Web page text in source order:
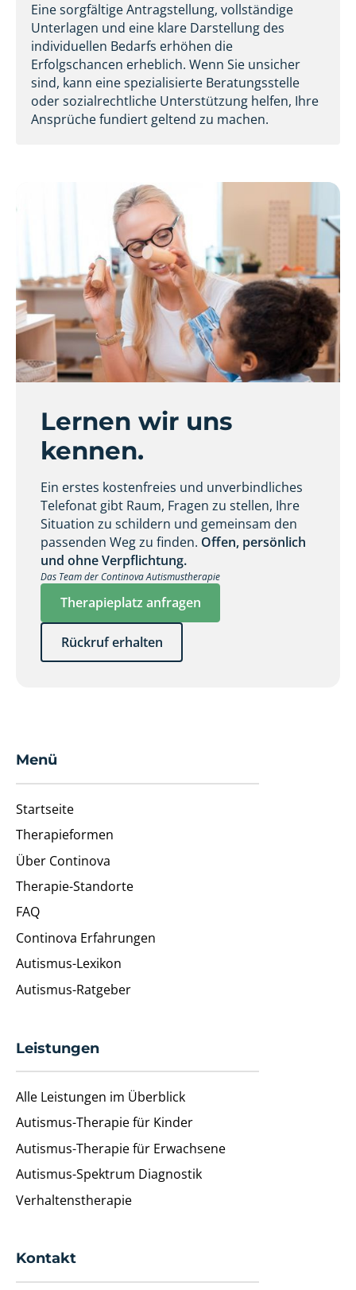
Eine sorgfältige Antragstellung, vollständige
Unterlagen und eine klare Darstellung des
individuellen Bedarfs erhöhen die
Erfolgschancen erheblich. Wenn Sie unsicher
sind, kann eine spezialisierte Beratungsstelle
oder sozialrechtliche Unterstützung helfen, Ihre
Ansprüche fundiert geltend zu machen.
Lernen wir uns
kennen.
Ein erstes kostenfreies und unverbindliches
Telefonat gibt Raum, Fragen zu stellen, Ihre
Situation zu schildern und gemeinsam den
passenden Weg zu finden. Offen, persönlich
und ohne Verpflichtung.
Das Team der Continova Autismustherapie
Therapieplatz anfragen
Rückruf erhalten
Menü
Startseite
Therapieformen
Über Continova
Therapie-Standorte
FAQ
Continova Erfahrungen
Autismus-Lexikon
Autismus-Ratgeber
Leistungen
Alle Leistungen im Überblick
Autismus-Therapie für Kinder
Autismus-Therapie für Erwachsene
Autismus-Spektrum Diagnostik
Verhaltenstherapie
Kontakt